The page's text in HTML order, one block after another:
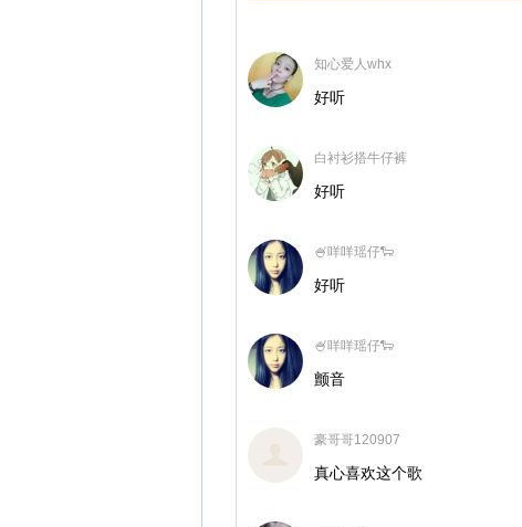
知心爱人whx
好听
白衬衫搭牛仔裤
好听
🍧咩咩瑶仔🐑
好听
🍧咩咩瑶仔🐑
颤音
豪哥哥120907
真心喜欢这个歌